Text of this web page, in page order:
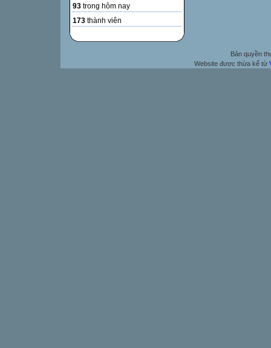
93 trong hôm nay
173 thành viên
Bản quyền
Website được thừa kế từ